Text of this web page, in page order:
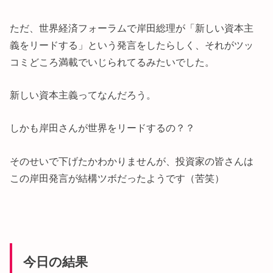
ただ、世界経済フォーラムで岸田総理が「新しい資本主
義をリードする」という発言をしたらしく、それがツッ
コミどころ満載でいじられてるみたいでした。
新しい資本主義ってなんだろう。
しかも岸田さんが世界をリードするの？？
そのせいで下げたかわかりませんが、投資家の皆さんは
この岸田発言が結構ツボだったようです（苦笑）
今日の結果